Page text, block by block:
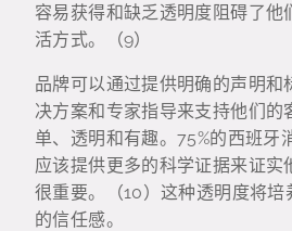
容易获得和缺乏透明度阻碍了他
活方式。（9）
品牌可以通过提供明确的声明和
决方案和专家指导来支持他们的
单、透明和有趣。75%的西班牙
应该提供更多的科学证据来证实
很重要。（10）这种透明度将培
的信任感。